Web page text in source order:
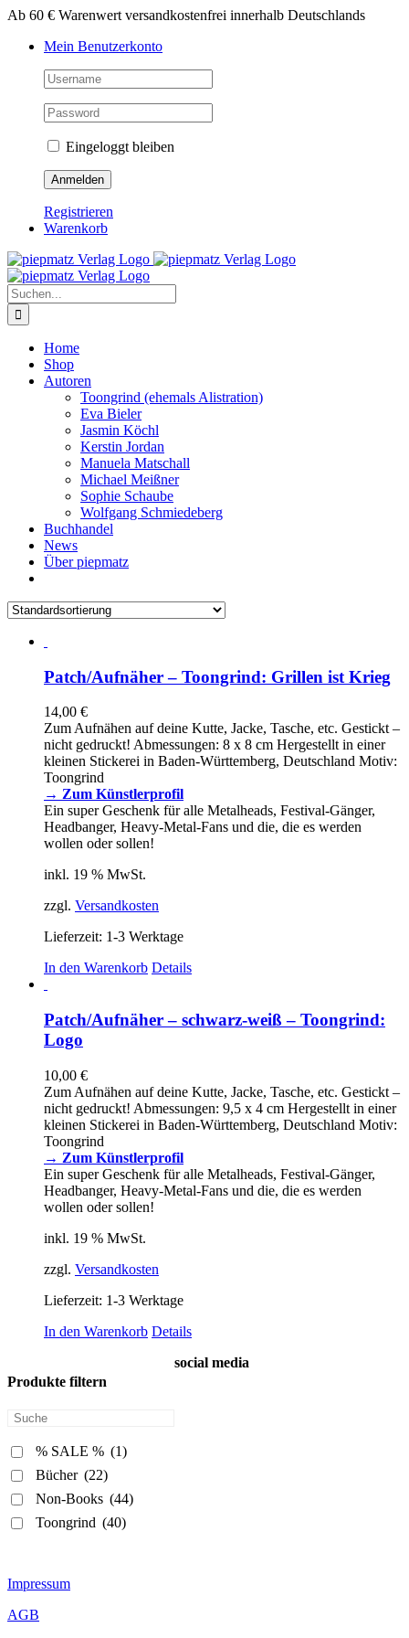
Zum
springen
Ab 60 € Warenwert versandkostenfrei innerhalb Deutschlands
Mein Benutzerkonto
Eingeloggt bleiben
Registrieren
Warenkorb
Suche
nach:
Home
Shop
Autoren
Toongrind (ehemals Alistration)
Eva Bieler
Jasmin Köchl
Kerstin Jordan
Manuela Matschall
Michael Meißner
Sophie Schaube
Wolfgang Schmiedeberg
Buchhandel
News
Über piepmatz
Patch/Aufnäher – Toongrind: Grillen ist Krieg
14,00 €
Zum Aufnähen auf deine Kutte, Jacke, Tasche, etc. Gestickt –
nicht gedruckt! Abmessungen: 8 x 8 cm Hergestellt in einer
kleinen Stickerei in Baden-Württemberg, Deutschland Motiv:
Toongrind
→ Zum Künstlerprofil
Ein super Geschenk für alle Metalheads, Festival-Gänger,
Headbanger, Heavy-Metal-Fans und die, die es werden
wollen oder sollen!
inkl. 19 % MwSt.
zzgl. Versandkosten
Lieferzeit: 1-3 Werktage
In den Warenkorb Details
Patch/Aufnäher – schwarz-weiß – Toongrind:
Logo
10,00 €
Zum Aufnähen auf deine Kutte, Jacke, Tasche, etc. Gestickt –
nicht gedruckt! Abmessungen: 9,5 x 4 cm Hergestellt in einer
kleinen Stickerei in Baden-Württemberg, Deutschland Motiv:
Toongrind
→ Zum Künstlerprofil
Ein super Geschenk für alle Metalheads, Festival-Gänger,
Headbanger, Heavy-Metal-Fans und die, die es werden
wollen oder sollen!
inkl. 19 % MwSt.
zzgl. Versandkosten
Lieferzeit: 1-3 Werktage
In den Warenkorb Details
Produkte filtern
% SALE % (1)
Bücher (22)
Non-Books (44)
Toongrind (40)
social media
Impressum
AGB